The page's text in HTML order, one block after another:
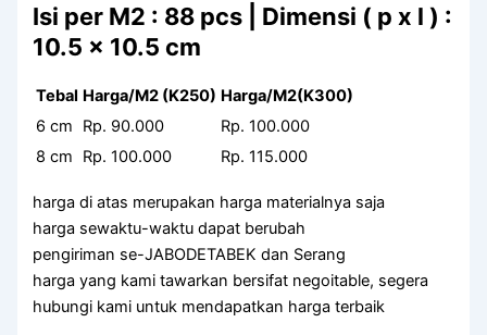
Isi per M2 : 88 pcs | Dimensi ( p x l ) :
10.5 x 10.5 cm
Tebal Harga/M2 (K250) Harga/M2(K300)
6 cm
Rp. 90.000
Rp. 100.000
8 cm
Rp. 100.000 Rp. 115.000
harga di atas merupakan harga materialnya saja
harga sewaktu-waktu dapat berubah
pengiriman se-JABODETABEK dan Serang
harga yang kami tawarkan bersifat negoitable, segera
hubungi kami untuk mendapatkan harga terbaik